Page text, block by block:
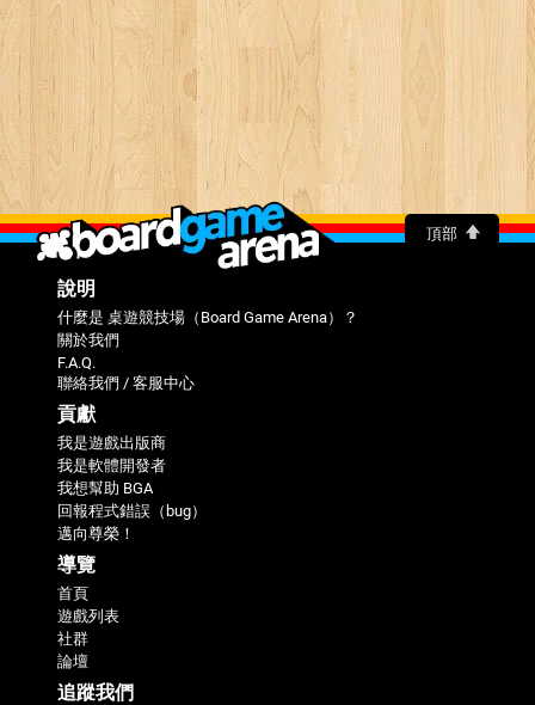
頂部
說明
什麼是 桌遊競技場（Board Game Arena）？
關於我們
F.A.Q.
聯絡我們 / 客服中心
貢獻
我是遊戲出版商
我是軟體開發者
我想幫助 BGA
回報程式錯誤（bug）
邁向尊榮！
導覽
首頁
遊戲列表
社群
論壇
追蹤我們